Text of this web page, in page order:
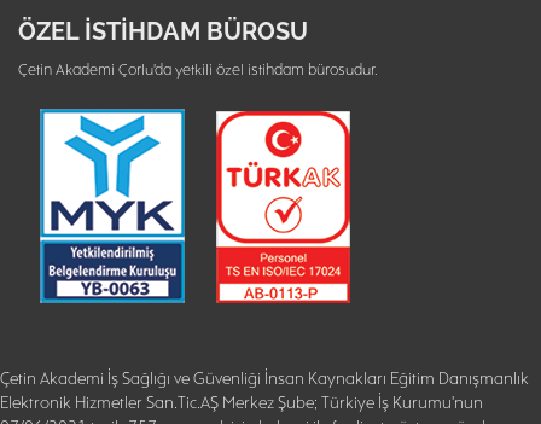
ÖZEL İSTİHDAM BÜROSU
Çetin Akademi Çorlu'da yetkili özel istihdam bürosudur.
Çetin Akademi İş Sağlığı ve Güvenliği İnsan Kaynakları Eğitim Danışmanlık
Elektronik Hizmetler San.Tic.AŞ Merkez Şube; Türkiye İş Kurumu'nun